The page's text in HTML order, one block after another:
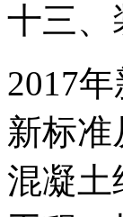
十三、
2017
新标准
混凝土